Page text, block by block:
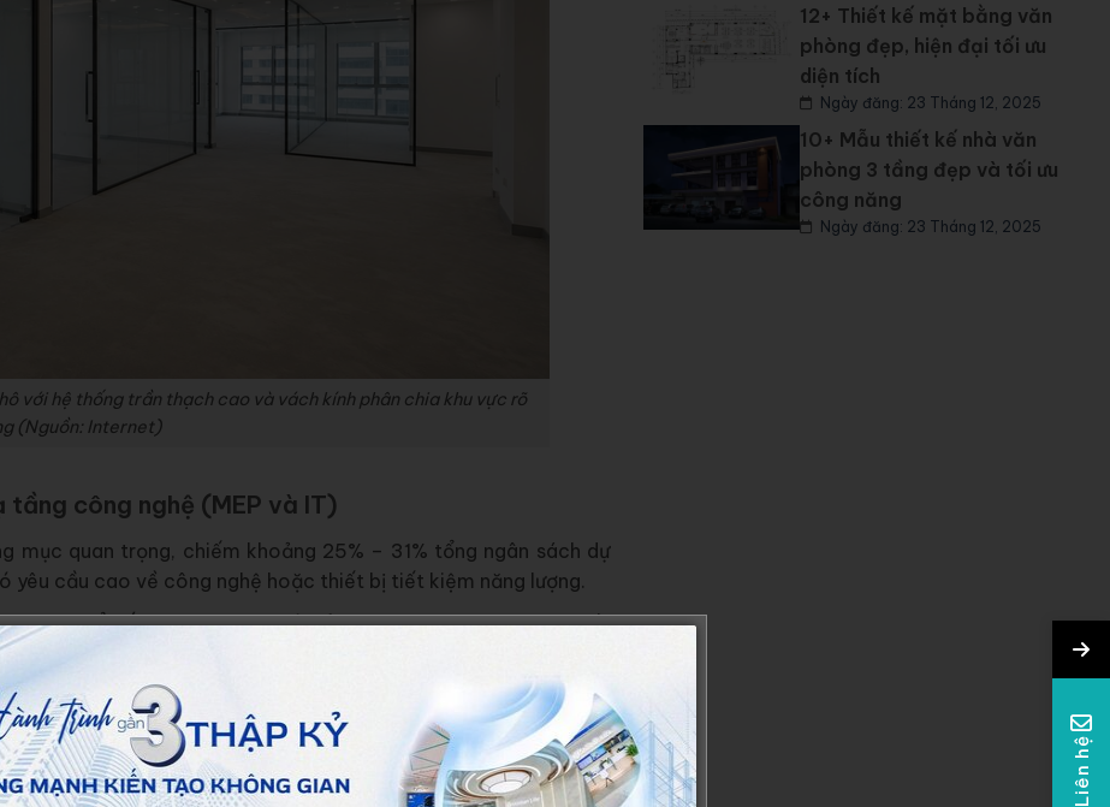
với hệ thống trần thạch cao và vách kính phân chia khu vực rõ
(Nguồn: Internet)
tầng công nghệ (MEP và IT)
mục quan trọng, chiếm khoảng 25% – 31% tổng ngân sách dự
cầu cao về công nghệ hoặc thiết bị tiết kiệm năng lượng.
dây, ổ cắm và các loại đèn (downlight, track, panel LED).
việc) rất quan trọng vì nó có thể cải thiện năng suất nhân
chính là âm trần cassette, giấu trần duct và điều hòa multi. Chi
lắp đặt là khoảng 1 thiết bị 2HP cho 25 – 30m² sàn, tùy
12+ Thiết kế mặt bằng văn
phòng đẹp, hiện đại tối ưu
diện tích
Ngày đăng: 23 Tháng 12, 2025
10+ Mẫu thiết kế nhà văn
phòng 3 tầng đẹp và tối ưu
công năng
Ngày đăng: 23 Tháng 12, 2025
Liên hệ